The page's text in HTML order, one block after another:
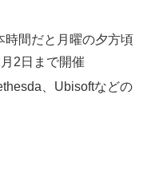
時間だと月曜の夕方頃
2日まで開催
、Ubisoftなどの